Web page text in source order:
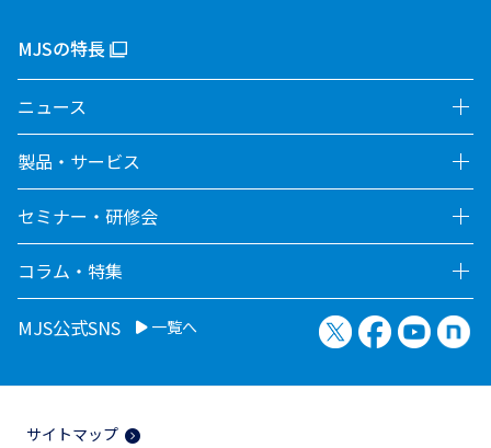
MJSの特長
ニュース
製品・サービス
セミナー・研修会
コラム・特集
MJS公式SNS 一覧へ X（旧Twitter）
Facebook
サイトマップ